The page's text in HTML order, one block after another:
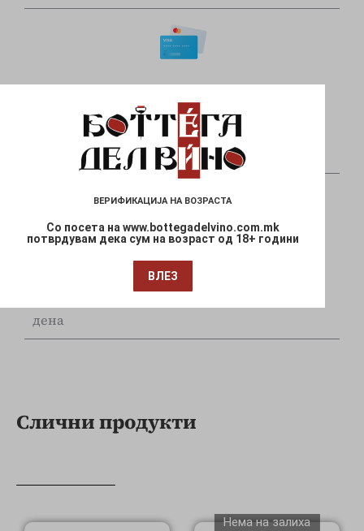
Online наплата
Плаќајте сигурно и безбедно со вашите Visa
и Mastercard
дена
Слични продукти
Нема на залиха
ВЕРИФИКАЦИЈА НА ВОЗРАСТА
Со посета на www.bottegadelvino.com.mk
потврдувам дека сум на возраст од 18+ години
ВЛЕЗ